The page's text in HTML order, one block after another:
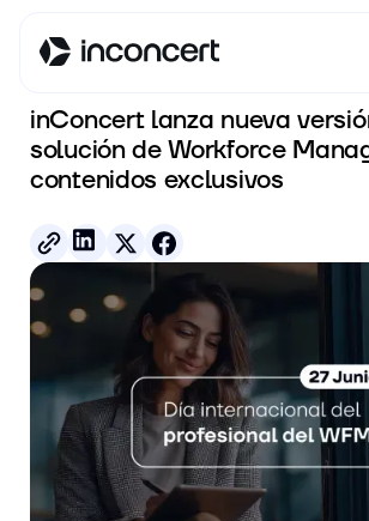
Ver todos los posts
inConcert lanza nueva
solución de Workforce
contenidos exclusivos